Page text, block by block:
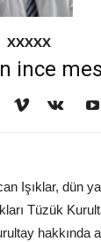
XXXXX
ince
Işıklar, dün
Tüzük
hakkında